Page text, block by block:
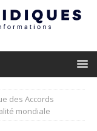
des Accords
mondiale